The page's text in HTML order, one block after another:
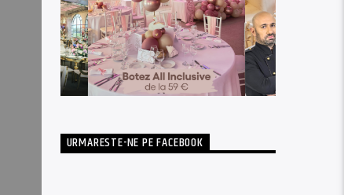
URMARESTE-NE PE FACEBOOK